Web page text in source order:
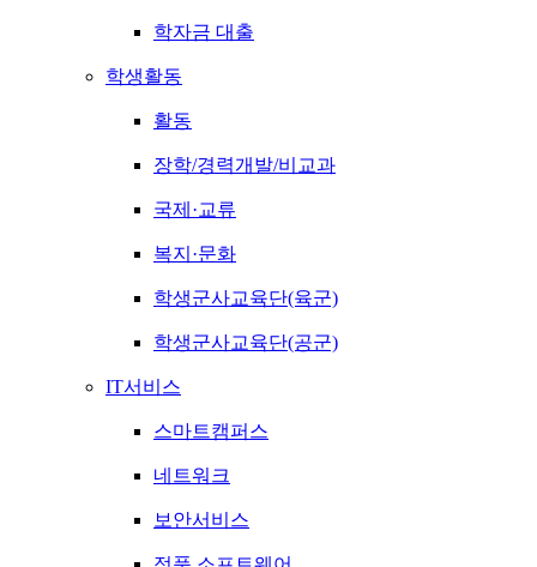
학자금 대출
학생활동
활동
장학/경력개발/비교과
국제·교류
복지·문화
학생군사교육단(육군)
학생군사교육단(공군)
IT서비스
스마트캠퍼스
네트워크
보안서비스